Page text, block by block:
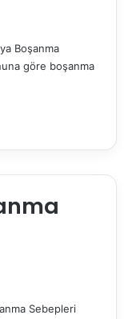
Boşanma
göre boşanma
Sebepleri